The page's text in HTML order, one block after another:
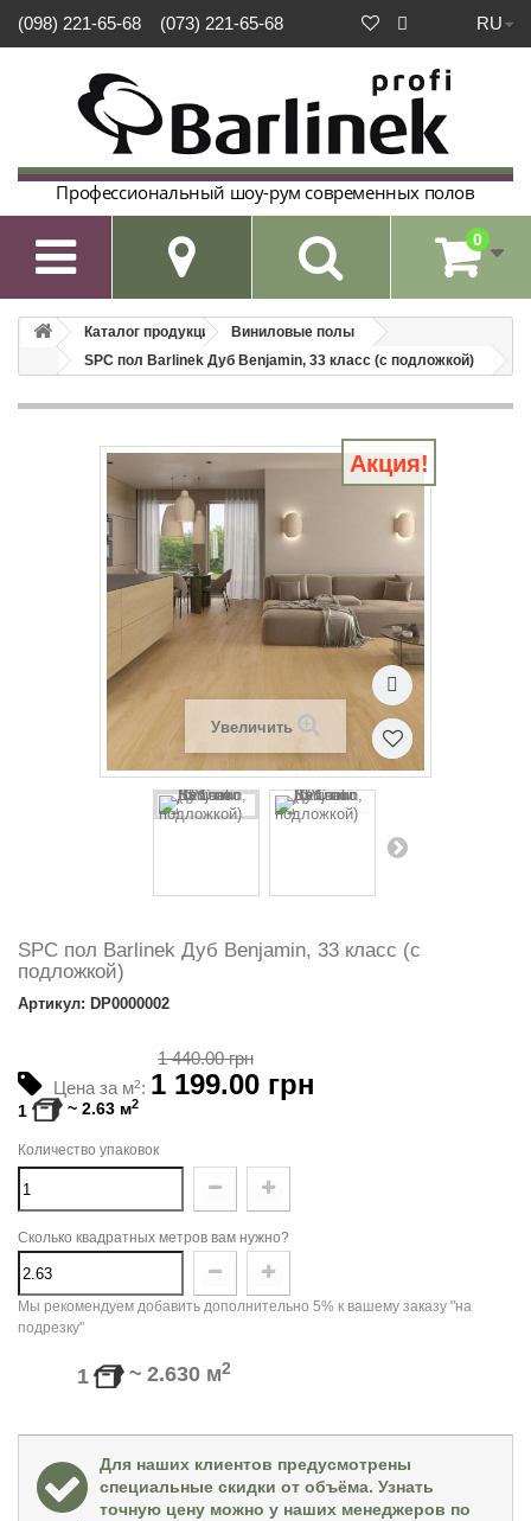
RU
(098) 221-65-68 (073) 221-65-68
Профессиональный шоу-рум современных полов
 0
Каталог продукции
Виниловые полы
SPC пол Barlinek Дуб Benjamin, 33 класс (с подложкой)
Акция!
Увеличить
SPC пол Barlinek Дуб Benjamin, 33 класс (с
подложкой)
Артикул: DP0000002
Цена за м2: 1 199.00 грн
1 440.00 грн
1 ~ 2.63 м2
Количество упаковок
Сколько квадратных метров вам нужно?
Мы рекомендуем добавить дополнительно 5% к вашему заказу "на
подрезку"
1 ~ 2.630 м2
Для наших клиентов предусмотрены
специальные скидки от объёма. Узнать
точную цену можно у наших менеджеров по